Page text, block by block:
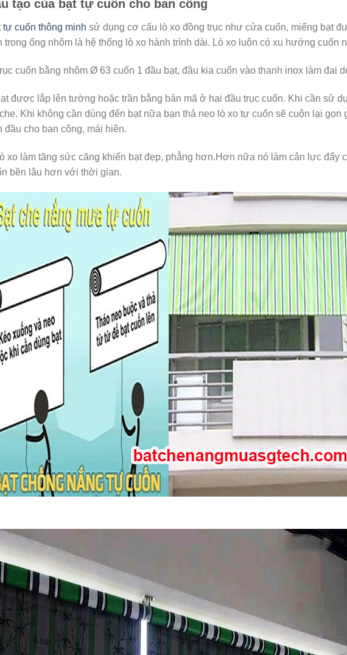
tạo của bạt tự cuốn cho ban công
tự cuốn thông minh sử dụng cơ cấu lò xo đồng trục như cửa cuốn, miếng bạt
trong ống nhôm là hệ thống lò xo hành trình dài. Lò xo luôn có xu hướng cuốn
cuốn bằng nhôm Ø 63 cuốn 1 đầu bạt, đầu kia cuốn vào thanh inox làm đai
được lắp lên tường hoặc trần bằng bản mã ở hai đầu trục cuốn. Khi cần sử
Khi không cần dùng đến bạt nữa bạn thả neo lò xo tự cuốn sẽ cuộn lại gọn
đầu cho ban công, mái hiên.
xo làm tăng sức căng khiến bạt đẹp, phẳng hơn.Hơn nữa nó làm cản lực đẩy
bền lâu hơn với thời gian.